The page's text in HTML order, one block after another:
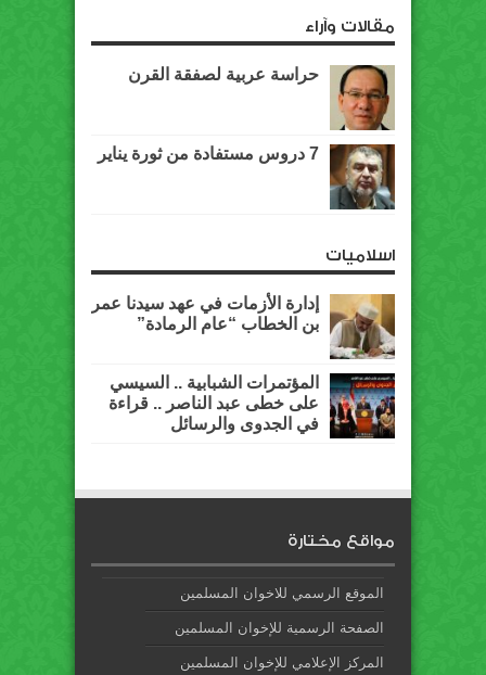
مقالات وآراء
حراسة عربية لصفقة القرن
7 دروس مستفادة من ثورة يناير
اسلاميات
إدارة الأزمات في عهد سيدنا عمر
بن الخطاب “عام الرمادة”
المؤتمرات الشبابية .. السيسي
على خطى عبد الناصر .. قراءة
في الجدوى والرسائل
مواقع مختارة
الموقع الرسمي للاخوان المسلمين
الصفحة الرسمية للإخوان المسلمين
المركز الإعلامي للإخوان المسلمين